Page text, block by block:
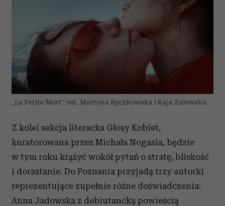
„La Petite Mort” reż. Martyna Byczkowska i Kaja Zalewska
Z kolei sekcja literacka Głosy Kobiet,
kuratorowana przez Michała Nogasia, będzie
w tym roku krążyć wokół pytań o stratę, bliskość
i dorastanie. Do Poznania przyjadą trzy autorki
reprezentujące zupełnie różne doświadczenia:
Anna Jadowska z debiutancką powieścią